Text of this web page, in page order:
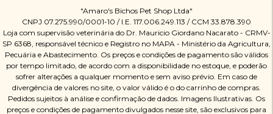
"Amaro's Bichos Pet Shop Ltda"
CNPJ 07.275.990/0001-10 / I.E. 117.006.249.113 / CCM 33.878.390
Loja com supervisão veterinária do Dr. Mauricio Giordano Nacarato - CRMV-
SP 6368, responsável técnico e Registro no MAPA - Ministério da Agricultura,
Pecuária e Abastecimento. Os preços e condições de pagamento são válidos
por tempo limitado, de acordo com a disponibilidade no estoque, e poderão
sofrer alterações a qualquer momento e sem aviso prévio. Em caso de
divergência de valores no site, o valor válido é o do carrinho de compras.
Pedidos sujeitos à análise e confirmação de dados. Imagens Ilustrativas. Os
preços e condições de pagamento divulgados nesse site, são exclusivos para